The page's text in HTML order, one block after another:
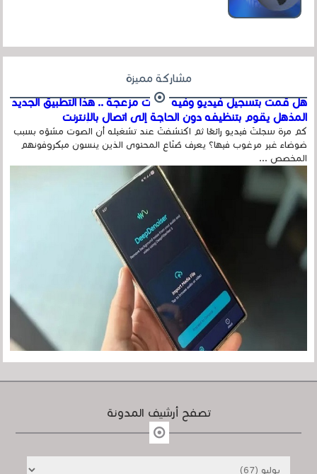
مشاركة مميزة
هل قمت بتسجيل فيديو وفيه أصوت مزعجة .. هذا التطبيق الجديد
المذهل يقوم بتنظيفه دون الحاجة إلى اتصال بالإنترنت
كم مرة سجلتَ فيديو رائعًا ثم اكتشفتَ عند تشغيله أن الصوت مشوّه بسبب
ضوضاء غير مرغوب فيها؟ يعرف صُنّاع المحتوى الذين ينسون ميكروفونهم
المخصص ...
تصفح أرشيف المدونة